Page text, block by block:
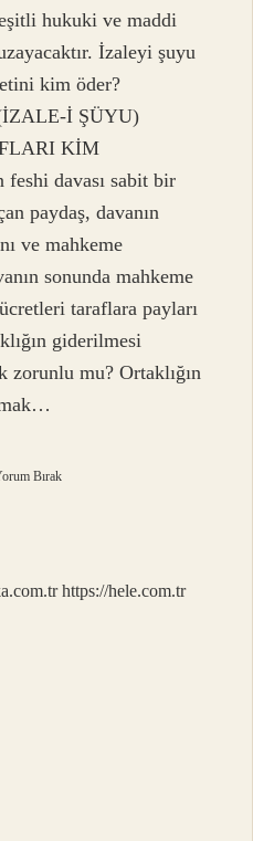
hukuki ve maddi
İzaleyi şuyu
kim öder?
İ ŞÜYU)
KİM
davası sabit bir
paydaş, davanın
ve mahkeme
sonunda mahkeme
taraflara payları
giderilmesi
zorunlu mu? Ortaklığın
Bırak
https://hele.com.tr